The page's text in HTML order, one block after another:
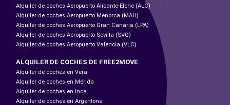
Alquiler de coches Aeropuerto Alicante-Elche (ALC)
Alquiler de coches Aeropuerto Menorca (MAH)
Alquiler de coches Aeropuerto Gran Canaria (LPA)
Alquiler de coches Aeropuerto Sevilla (SVQ)
Alquiler de coches Aeropuerto Valencia (VLC)
ALQUILER DE COCHES DE FREE2MOVE
Alquiler de coches en Vera
Alquiler de coches en Mérida
Alquiler de coches en Inca
Alquiler de coches en Argentona